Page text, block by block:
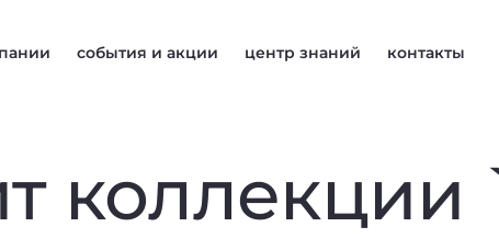
события и акции центр знаний контакты